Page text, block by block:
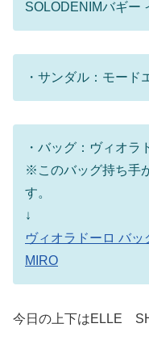
SOLODENIMバギー
・サンダル：モード
・バッグ：ヴィオラ
※このバッグ持ち手
す。
↓
ヴィオラドーロ バッ
MIRO
今日の上下はELLE